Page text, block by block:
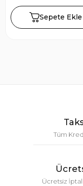
Switch
Sepete Ekle
Tüm
Ücretsiz